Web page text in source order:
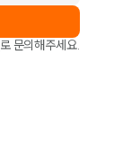
로 문의해주세요.